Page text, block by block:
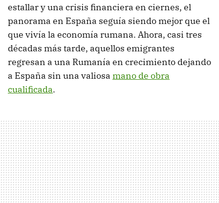
estallar y una crisis financiera en ciernes, el
panorama en España seguía siendo mejor que el
que vivía la economía rumana. Ahora, casi tres
décadas más tarde, aquellos emigrantes
regresan a una Rumanía en crecimiento dejando
a España sin una valiosa mano de obra
cualificada.